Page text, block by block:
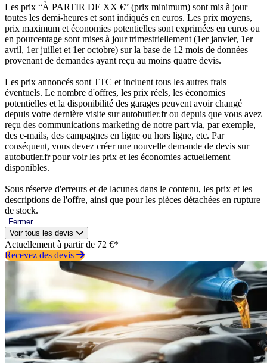
Les prix “À PARTIR DE XX €” (prix minimum) sont mis à jour
toutes les demi-heures et sont indiqués en euros. Les prix moyens,
prix maximum et économies potentielles sont exprimées en euros ou
en pourcentage sont mises à jour trimestriellement (1er janvier, 1er
avril, 1er juillet et 1er octobre) sur la base de 12 mois de données
provenant de demandes ayant reçu au moins quatre devis.
Les prix annoncés sont TTC et incluent tous les autres frais
éventuels. Le nombre d'offres, les prix réels, les économies
potentielles et la disponibilité des garages peuvent avoir changé
depuis votre dernière visite sur autobutler.fr ou depuis que vous avez
reçu des communications marketing de notre part via, par exemple,
des e-mails, des campagnes en ligne ou hors ligne, etc. Par
conséquent, vous devez créer une nouvelle demande de devis sur
autobutler.fr pour voir les prix et les économies actuellement
disponibles.
Sous réserve d'erreurs et de lacunes dans le contenu, les prix et les
descriptions de l'offre, ainsi que pour les pièces détachées en rupture
de stock.
Fermer
Voir tous les devis
Actuellement à partir de 72 €*
Recevez des devis